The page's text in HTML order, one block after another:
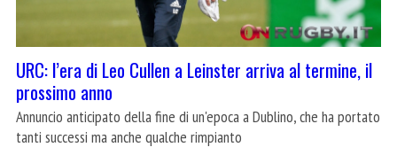
URC: l’era di Leo Cullen a Leinster arriva al termine, il
prossimo anno
Annuncio anticipato della fine di un'epoca a Dublino, che ha portato
tanti successi ma anche qualche rimpianto